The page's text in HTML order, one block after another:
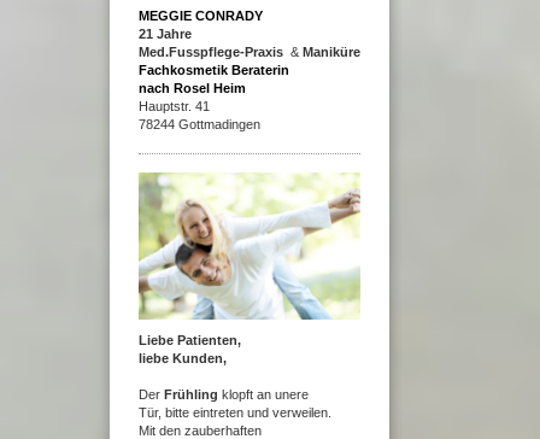
MEGGIE CONRADY
21 Jahre
Med.Fusspflege-Praxis & Maniküre
Fachkosmetik Beraterin
nach Rosel Heim
Hauptstr. 41
78244 Gottmadingen
Liebe Patienten,
liebe Kunden,
Der Frühling klopft an unere
Tür, bitte eintreten und verweilen.
Mit den zauberhaften